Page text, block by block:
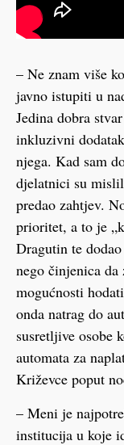
– Ne znam više
javno istupiti u
Jedina dobra
inkluzivni
njega. Kad sam
djelatnici su
predao zahtjev.
prioritet, a to je
Dragutin te
nego činjenica
mogućnosti
onda natrag do
susretljive osobe
automata za
Križevce poput
– Meni je
institucija u koje